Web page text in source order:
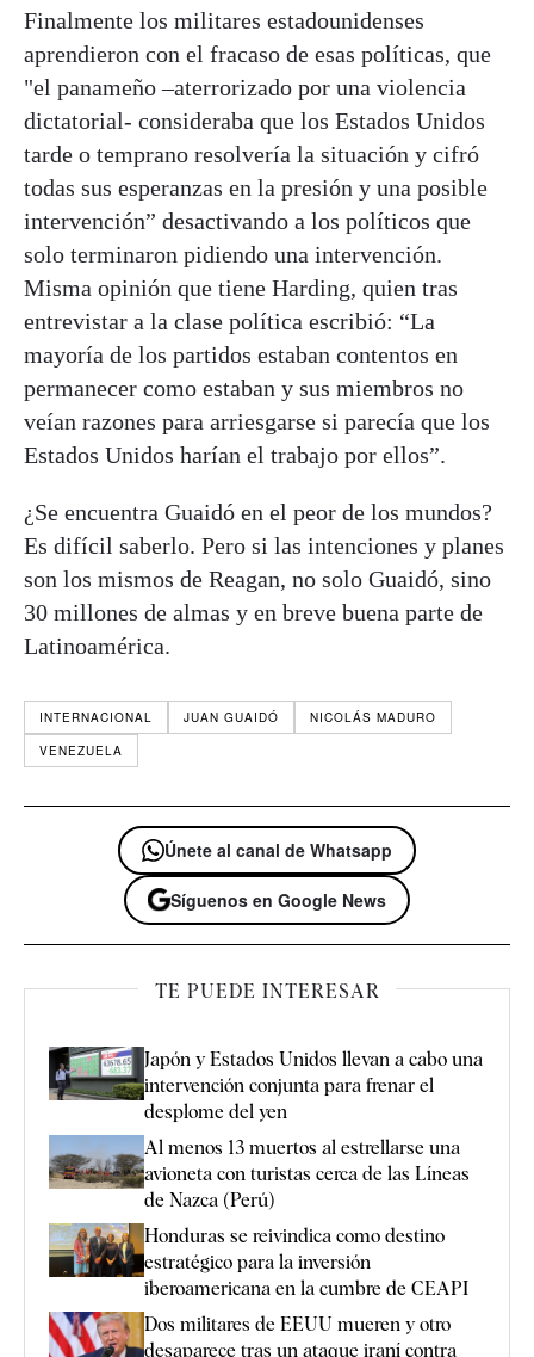
Finalmente los militares estadounidenses
aprendieron con el fracaso de esas políticas, que
"el panameño –aterrorizado por una violencia
dictatorial- consideraba que los Estados Unidos
tarde o temprano resolvería la situación y cifró
todas sus esperanzas en la presión y una posible
intervención” desactivando a los políticos que
solo terminaron pidiendo una intervención.
Misma opinión que tiene Harding, quien tras
entrevistar a la clase política escribió: “La
mayoría de los partidos estaban contentos en
permanecer como estaban y sus miembros no
veían razones para arriesgarse si parecía que los
Estados Unidos harían el trabajo por ellos”.
¿Se encuentra Guaidó en el peor de los mundos?
Es difícil saberlo. Pero si las intenciones y planes
son los mismos de Reagan, no solo Guaidó, sino
30 millones de almas y en breve buena parte de
Latinoamérica.
INTERNACIONAL JUAN GUAIDÓ
NICOLÁS MADURO
VENEZUELA
Únete al canal de Whatsapp
Síguenos en Google News
TE PUEDE INTERESAR
Japón y Estados Unidos llevan a cabo una
intervención conjunta para frenar el
desplome del yen
Al menos 13 muertos al estrellarse una
avioneta con turistas cerca de las Líneas
de Nazca (Perú)
Honduras se reivindica como destino
estratégico para la inversión
iberoamericana en la cumbre de CEAPI
Dos militares de EEUU mueren y otro
desaparece tras un ataque iraní contra